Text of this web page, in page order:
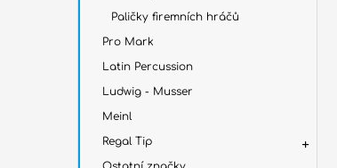
Paličky firemních hráčů
Pro Mark
Latin Percussion
Ludwig - Musser
Meinl
Regal Tip